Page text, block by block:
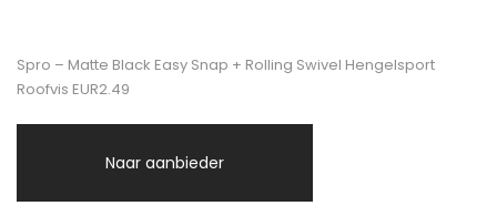
Spro – Matte Black Easy Snap + Rolling Swivel Hengelsport
Roofvis EUR2.49
Naar aanbieder